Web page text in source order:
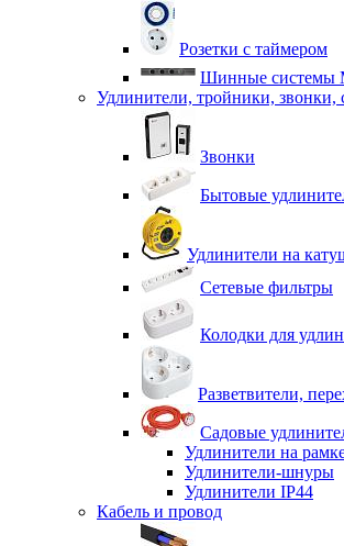
Розетки с таймером
Шинные системы
Удлинители, тройники, звонки,
Звонки
Бытовые
Удлинители на
Сетевые фильтры
Колодки для
Разветвители,
Садовые
Удлинители на
Удлинители-шнуры
Удлинители IP44
Кабель и провод